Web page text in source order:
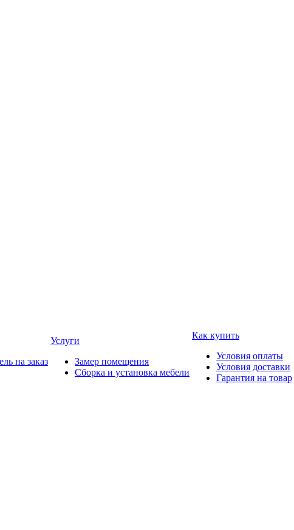
на заказ
Услуги
Замер помещения
Сборка и установка мебели
Как купить
Условия оплаты
Условия доставки
Гарантия на товар